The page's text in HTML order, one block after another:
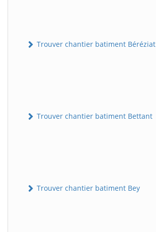
Trouver chantier batiment Béréziat
Trouver chantier batiment Bettant
Trouver chantier batiment Bey